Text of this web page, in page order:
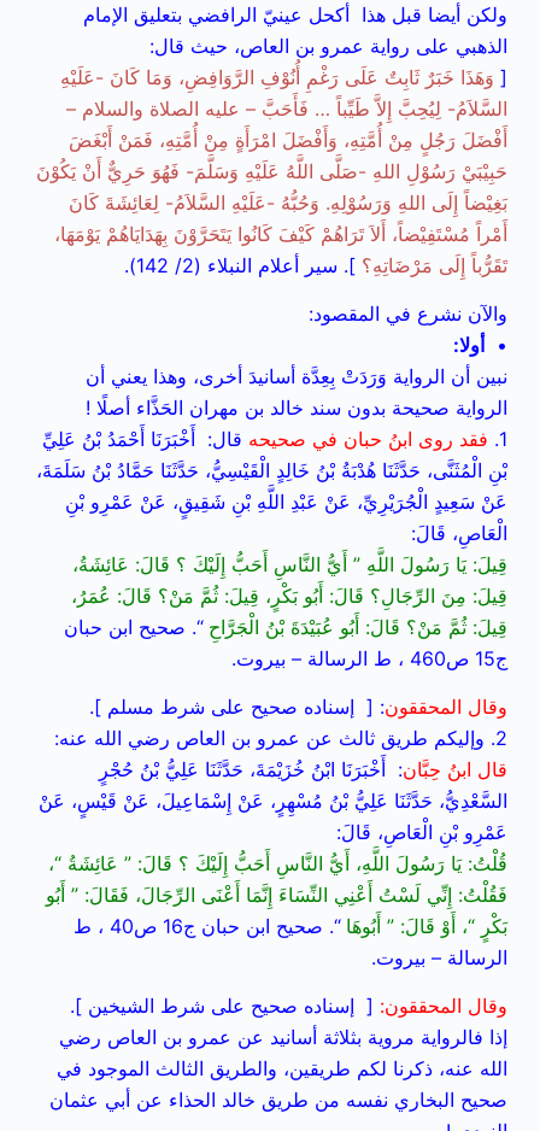
ولكن أيضا قبل هذا أكحل عينيّ الرافضي بتعليق الإمام
الذهبي على رواية عمرو بن العاص، حيث قال:
[وَهَذَا خَبَرٌ ثَابِتٌ عَلَى رَغْمِ أُنُوْفِ الرَّوَافِضِ، وَمَا كَانَ -عَلَيْهِ
السَّلاَمُ- لِيُحِبَّ إِلاَّ طَيِّباً … فَأَحَبَّ – عليه الصلاة والسلام –
أَفْضَلَ رَجُلٍ مِنْ أُمَّتِهِ، وَأَفْضَلَ امْرَأَةٍ مِنْ أُمَّتِهِ، فَمَنْ أَبْغَضَ
حَبِيْبَيْ رَسُوْلِ اللهِ -صَلَّى اللَّهُ عَلَيْهِ وَسَلَّمَ- فَهُوَ حَرِيٌّ أَنْ يَكُوْنَ
بَغِيْضاً إِلَى اللهِ وَرَسُوْلِهِ. وَحُبُّهُ -عَلَيْهِ السَّلاَمُ- لِعَائِشَةَ كَانَ
أَمْراً مُسْتَفِيْضاً، أَلاَ تَرَاهُمْ كَيْفَ كَانُوا يَتَحَرَّوْنَ بِهَدَايَاهُمْ يَوْمَهَا،
تَقَرُّباً إِلَى مَرْضَاتِهِ؟ ]. سير أعلام النبلاء (2/ 142).
والآن نشرع في المقصود:
•
أولا:
نبين أن الرواية وَرَدَتْ بِعِدَّة أسانيدَ أخرى، وهذا يعني أن
الرواية صحيحة بدون سند خالد بن مهران الحَذَّاء أصلًا !
1. فقد روى ابنُ حبان في صحيحه قال: أَخْبَرَنَا أَحْمَدُ بْنُ عَلِيِّ
بْنِ الْمُثَنَّى، حَدَّثَنَا هُدْبَةُ بْنُ خَالِدٍ الْقَيْسِيُّ، حَدَّثَنَا حَمَّادُ بْنُ سَلَمَةَ،
عَنْ سَعِيدٍ الْجُرَيْرِيِّ، عَنْ عَبْدِ اللَّهِ بْنِ شَقِيقٍ، عَنْ عَمْرِو بْنِ
الْعَاصِ، قَالَ:
قِيلَ: يَا رَسُولَ اللَّهِ ” أَيُّ النَّاسِ أَحَبُّ إِلَيْكَ ؟ قَالَ: عَائِشَةُ،
قِيلَ: مِنَ الرِّجَالِ؟ قَالَ: أَبُو بَكْرٍ، قِيلَ: ثُمَّ مَنْ؟ قَالَ: عُمَرُ،
قِيلَ: ثُمَّ مَنْ؟ قَالَ: أَبُو عُبَيْدَةَ بْنُ الْجَرَّاحِ “. صحيح ابن حبان
ج15 ص460 ، ط الرسالة – بيروت.
وقال المحققون: [ إسناده صحيح على شرط مسلم ].
2. وإليكم طريق ثالث عن عمرو بن العاص رضي الله عنه:
قال ابنُ حِبَّان: أَخْبَرَنَا ابْنُ خُزَيْمَةَ، حَدَّثَنَا عَلِيُّ بْنُ حُجْرٍ
السَّعْدِيُّ، حَدَّثَنَا عَلِيُّ بْنُ مُسْهِرٍ، عَنْ إِسْمَاعِيلَ، عَنْ قَيْسٍ، عَنْ
عَمْرِو بْنِ الْعَاصِ، قَالَ:
قُلْتُ: يَا رَسُولَ اللَّهِ، أَيُّ النَّاسِ أَحَبُّ إِلَيْكَ ؟ قَالَ: ” عَائِشَةُ “،
فَقُلْتُ: إِنِّي لَسْتُ أَعْنِي النِّسَاءَ إِنَّمَا أَعْنَى الرِّجَالَ، فَقَالَ: ” أَبُو
بَكْرٍ “، أَوْ قَالَ: ” أَبُوهَا “.
صحيح ابن حبان ج16 ص40 ، ط
الرسالة – بيروت.
وقال المحققون: [ إسناده صحيح على شرط الشيخين ].
إذا فالرواية مروية بثلاثة أسانيد عن عمرو بن العاص رضي
الله عنه، ذكرنا لكم طريقين، والطريق الثالث الموجود في
صحيح البخاري نفسه من طريق خالد الحذاء عن أبي عثمان